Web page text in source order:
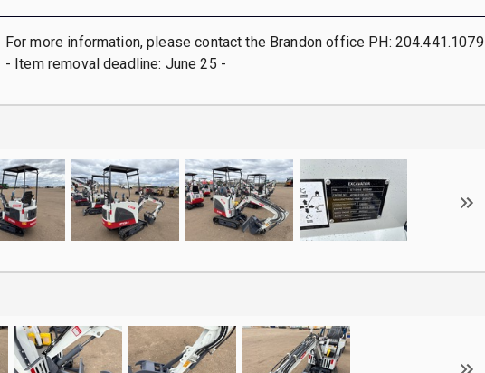
For more information, please contact the Brandon office PH: 204.441.1079
- Item removal deadline: June 25 -